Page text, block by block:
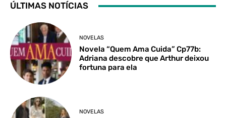
ÚLTIMAS NOTÍCIAS
NOVELAS
Novela “Quem Ama Cuida” Cp77b:
Adriana descobre que Arthur deixou
fortuna para ela
NOVELAS